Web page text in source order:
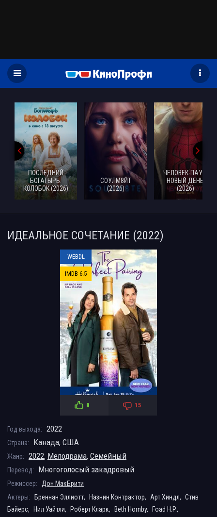
ПОСЛЕДНИЙ
БОГАТЫРЬ.
КОЛОБОК (2026)
СОУЛМ8ЙТ
(2026)
ЧЕЛОВЕК-ПАУК:
НОВЫЙ ДЕНЬ
(2026)
ИДЕАЛЬНОЕ СОЧЕТАНИЕ (2022)
WEBDL
IMDB 6.5
8 15
Год выхода: 2022
Страна: Канада, США
Жанр: 2022, Мелодрама, Семейный
Перевод: Многоголосый закадровый
Режиссер:
Дон МакБрити
Актеры:
Бреннан Эллиотт, Назнин Контрактор, Арт Хиндл, Стив
Байерс,
Нил Уайтли, Роберт Кларк, Beth Hornby, Foad H.P.,